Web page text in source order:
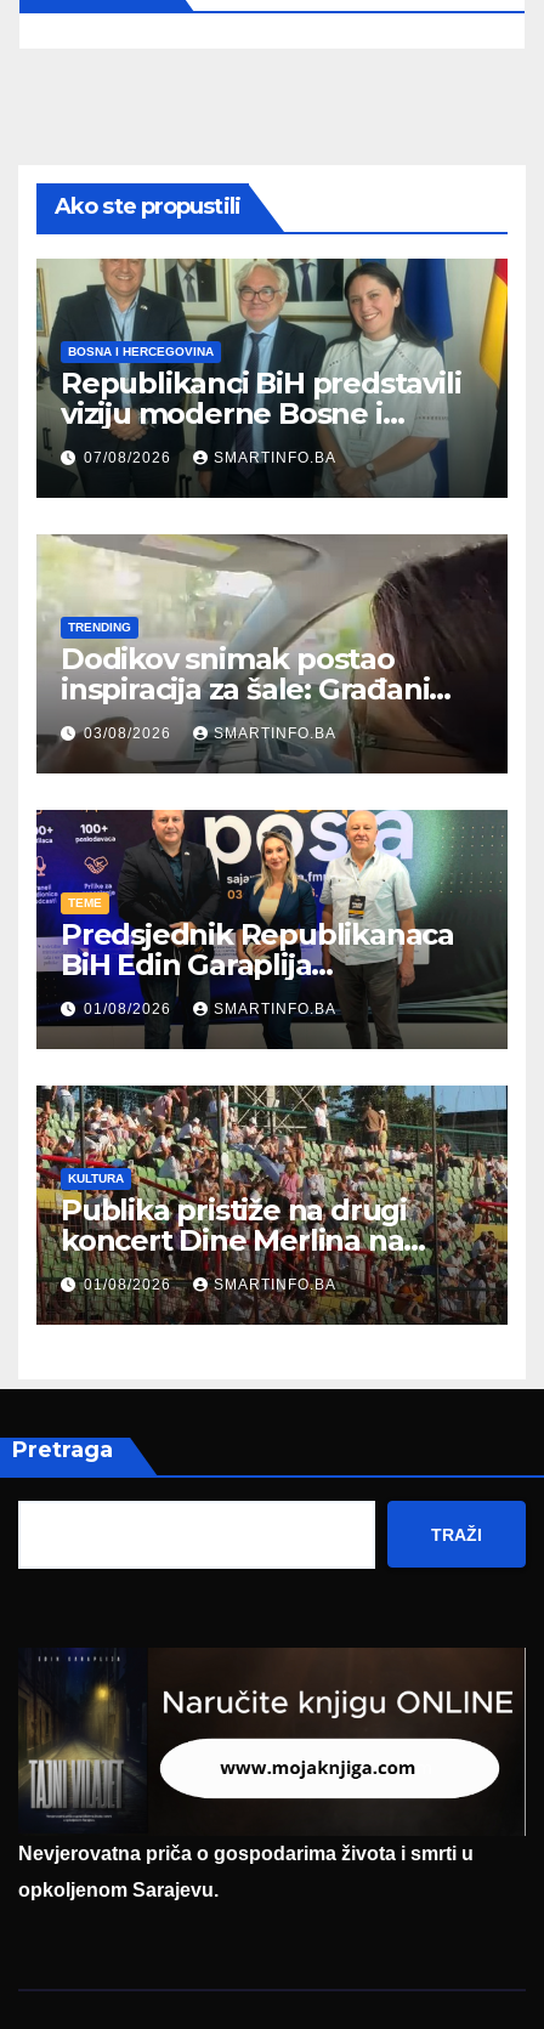
Ako ste propustili
BOSNA I HERCEGOVINA
Republikanci BiH predstavili
viziju moderne Bosne i
Hercegovine ambasadoru
Njemačke
07/08/2026 SMARTINFO.BA
TRENDING
Dodikov snimak postao
inspiracija za šale: Građani
kroz parodiju poslali poruku
03/08/2026 SMARTINFO.BA
TEME
Predsjednik Republikanaca
BiH Edin Garaplija
prisustvovao prezentaciji
Federalnog sajma
zapošljavanja
01/08/2026 SMARTINFO.BA
KULTURA
Publika pristiže na drugi
koncert Dine Merlina na
Koševu
01/08/2026 SMARTINFO.BA
Pretraga
TRAŽI
Nevjerovatna priča o gospodarima života i smrti u
opkoljenom Sarajevu.